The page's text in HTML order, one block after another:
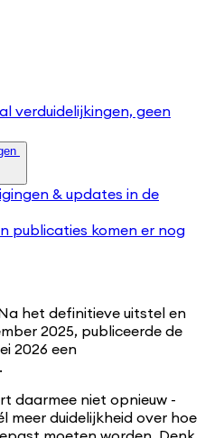
verduidelijkingen, geen
& updates in de
publicaties komen er nog
het definitieve uitstel en
2025, publiceerde de
2026 een
.
daarmee niet opnieuw -
meer duidelijkheid over hoe